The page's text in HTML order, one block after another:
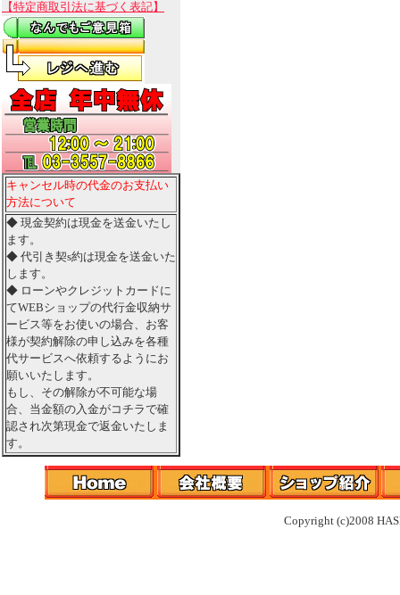
【特定商取引法に基づく表記】
キャンセル時の代金のお支払い
方法について
◆ 現金契約は現金を送金いたし
ます。
◆ 代引き契s約は現金を送金いた
します。
◆ ローンやクレジットカードに
てWEBショップの代行金収納サ
ービス等をお使いの場合、お客
様が契約解除の申し込みを各種
代サービスへ依頼するようにお
願いいたします。
もし、その解除が不可能な場
合、当金額の入金がコチラで確
認され次第現金で返金いたしま
す。
Copyright (c)2008